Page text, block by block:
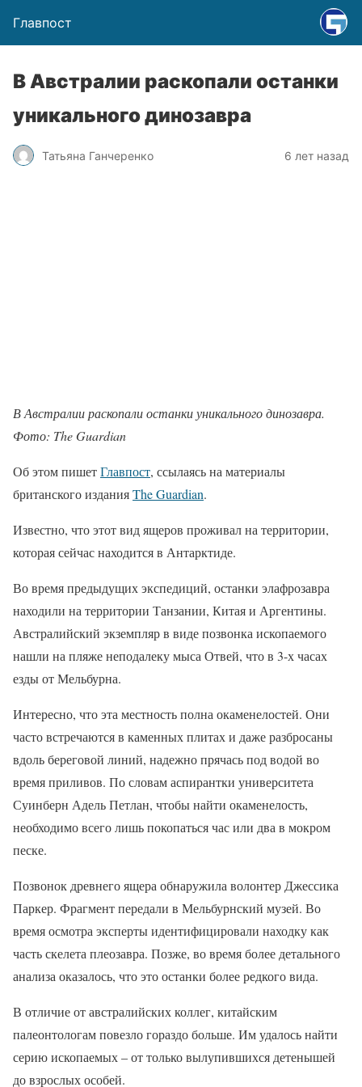
Главпост
В Австралии раскопали останки
уникального динозавра
Татьяна Ганчеренко 6 лет назад
В Австралии раскопали останки уникального динозавра.
Фото: The Guardian
Об этом пишетГлавпост, ссылаясь на материалы
британского изданияThe Guardian.
Известно, что этот вид ящеров проживал на территории,
которая сейчас находится в Антарктиде.
Во время предыдущих экспедиций, останки элафрозавра
находили на территории Танзании, Китая и Аргентины.
Австралийский экземпляр в виде позвонка ископаемого
нашли на пляже неподалеку мыса Отвей, что в 3-х часах
езды от Мельбурна.
Интересно, что эта местность полна окаменелостей. Они
часто встречаются в каменных плитах и даже разбросаны
вдоль береговой линий, надежно прячась под водой во
время приливов. По словам аспирантки университета
Суинберн Адель Петлан, чтобы найти окаменелость,
необходимо всего лишь покопаться час или два в мокром
песке.
Позвонок древнего ящера обнаружила волонтер Джессика
Паркер. Фрагмент передали в Мельбурнский музей. Во
время осмотра эксперты идентифицировали находку как
часть скелета плеозавра. Позже, во время более детального
анализа оказалось, что это останки более редкого вида.
В отличие от австралийских коллег, китайским
палеонтологам повезло гораздо больше. Им удалось найти
серию ископаемых – от только вылупившихся детенышей
до взрослых особей.